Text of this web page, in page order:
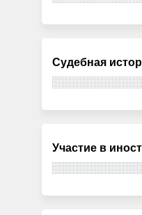
Судебная
Участие в